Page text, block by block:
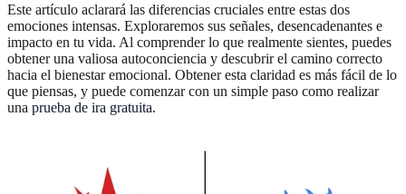
Este artículo aclarará las diferencias cruciales entre estas dos
emociones intensas. Exploraremos sus señales, desencadenantes e
impacto en tu vida. Al comprender lo que realmente sientes, puedes
obtener una valiosa autoconciencia y descubrir el camino correcto
hacia el bienestar emocional. Obtener esta claridad es más fácil de lo
que piensas, y puede comenzar con un simple paso como realizar
una prueba de ira gratuita.